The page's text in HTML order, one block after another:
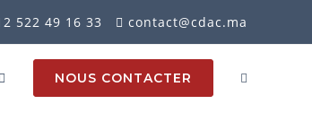
522 49 16 33 contact@cdac.ma
NOUS CONTACTER